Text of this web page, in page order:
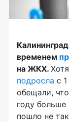
временем
на ЖКХ.
подросла с
обещали,
году больше
пошло не